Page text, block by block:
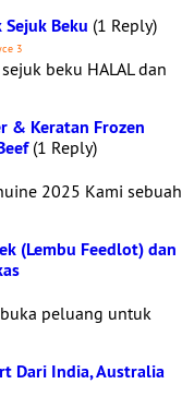
Beku (1 Reply)
3
beku HALAL dan
& Keratan Frozen
(1 Reply)
2025 Kami sebuah
(Lembu Feedlot) dan
peluang untuk
Dari India, Australia